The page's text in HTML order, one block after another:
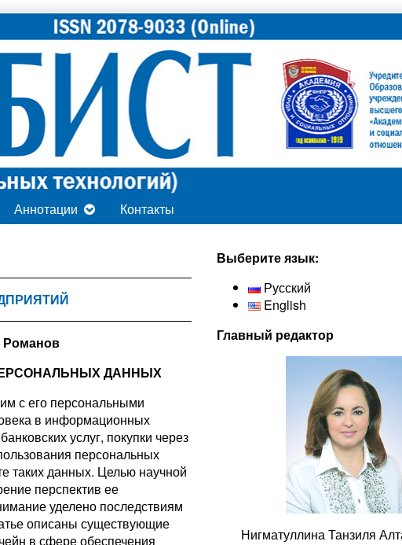
Аннотации Контакты
Романов
ДАННЫХ
с его персональными
в информационных
услуг, покупки через
персональных
таких данных. Целью научной
перспектив ее
уделено последствиям
описаны существующие
в сфере обеспечения
Secondary
Sidebar
Выберите язык:
Русский
English
Главный редактор
Нигматуллина Танзиля